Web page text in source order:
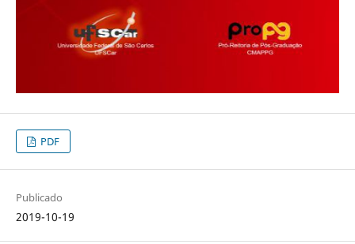
PDF
Publicado
2019-10-19